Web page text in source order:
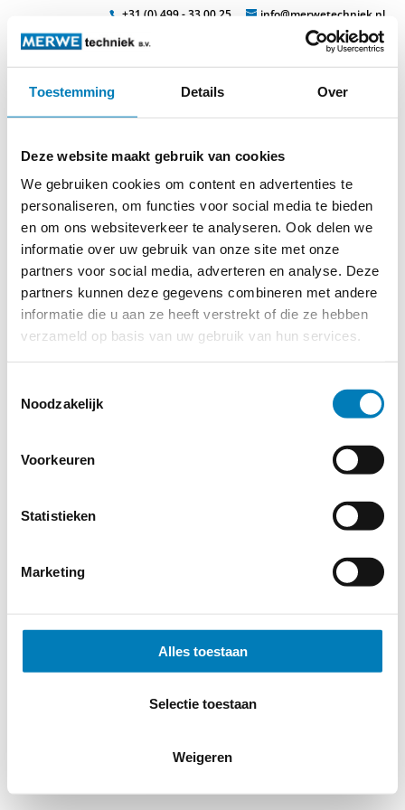
Toestemming Details Over
Deze website maakt gebruik van cookies
We gebruiken cookies om content en advertenties te
personaliseren, om functies voor social media te bieden
en om ons websiteverkeer te analyseren. Ook delen we
informatie over uw gebruik van onze site met onze
partners voor social media, adverteren en analyse. Deze
partners kunnen deze gegevens combineren met andere
informatie die u aan ze heeft verstrekt of die ze hebben
verzameld op basis van uw gebruik van hun services.
Noodzakelijk
Voorkeuren
Statistieken
Marketing
Alles toestaan
Selectie toestaan
Weigeren
+31 (0) 499 - 33 00 25 info@merwetechniek.nl
Veelzijdig in elektrotechnische producten
160a_dose_air_f
© 2026MERWEtechniek B.V.-Disclaimer-Privacy Policy-
Cookieverklaring-Verdere contact gegevens